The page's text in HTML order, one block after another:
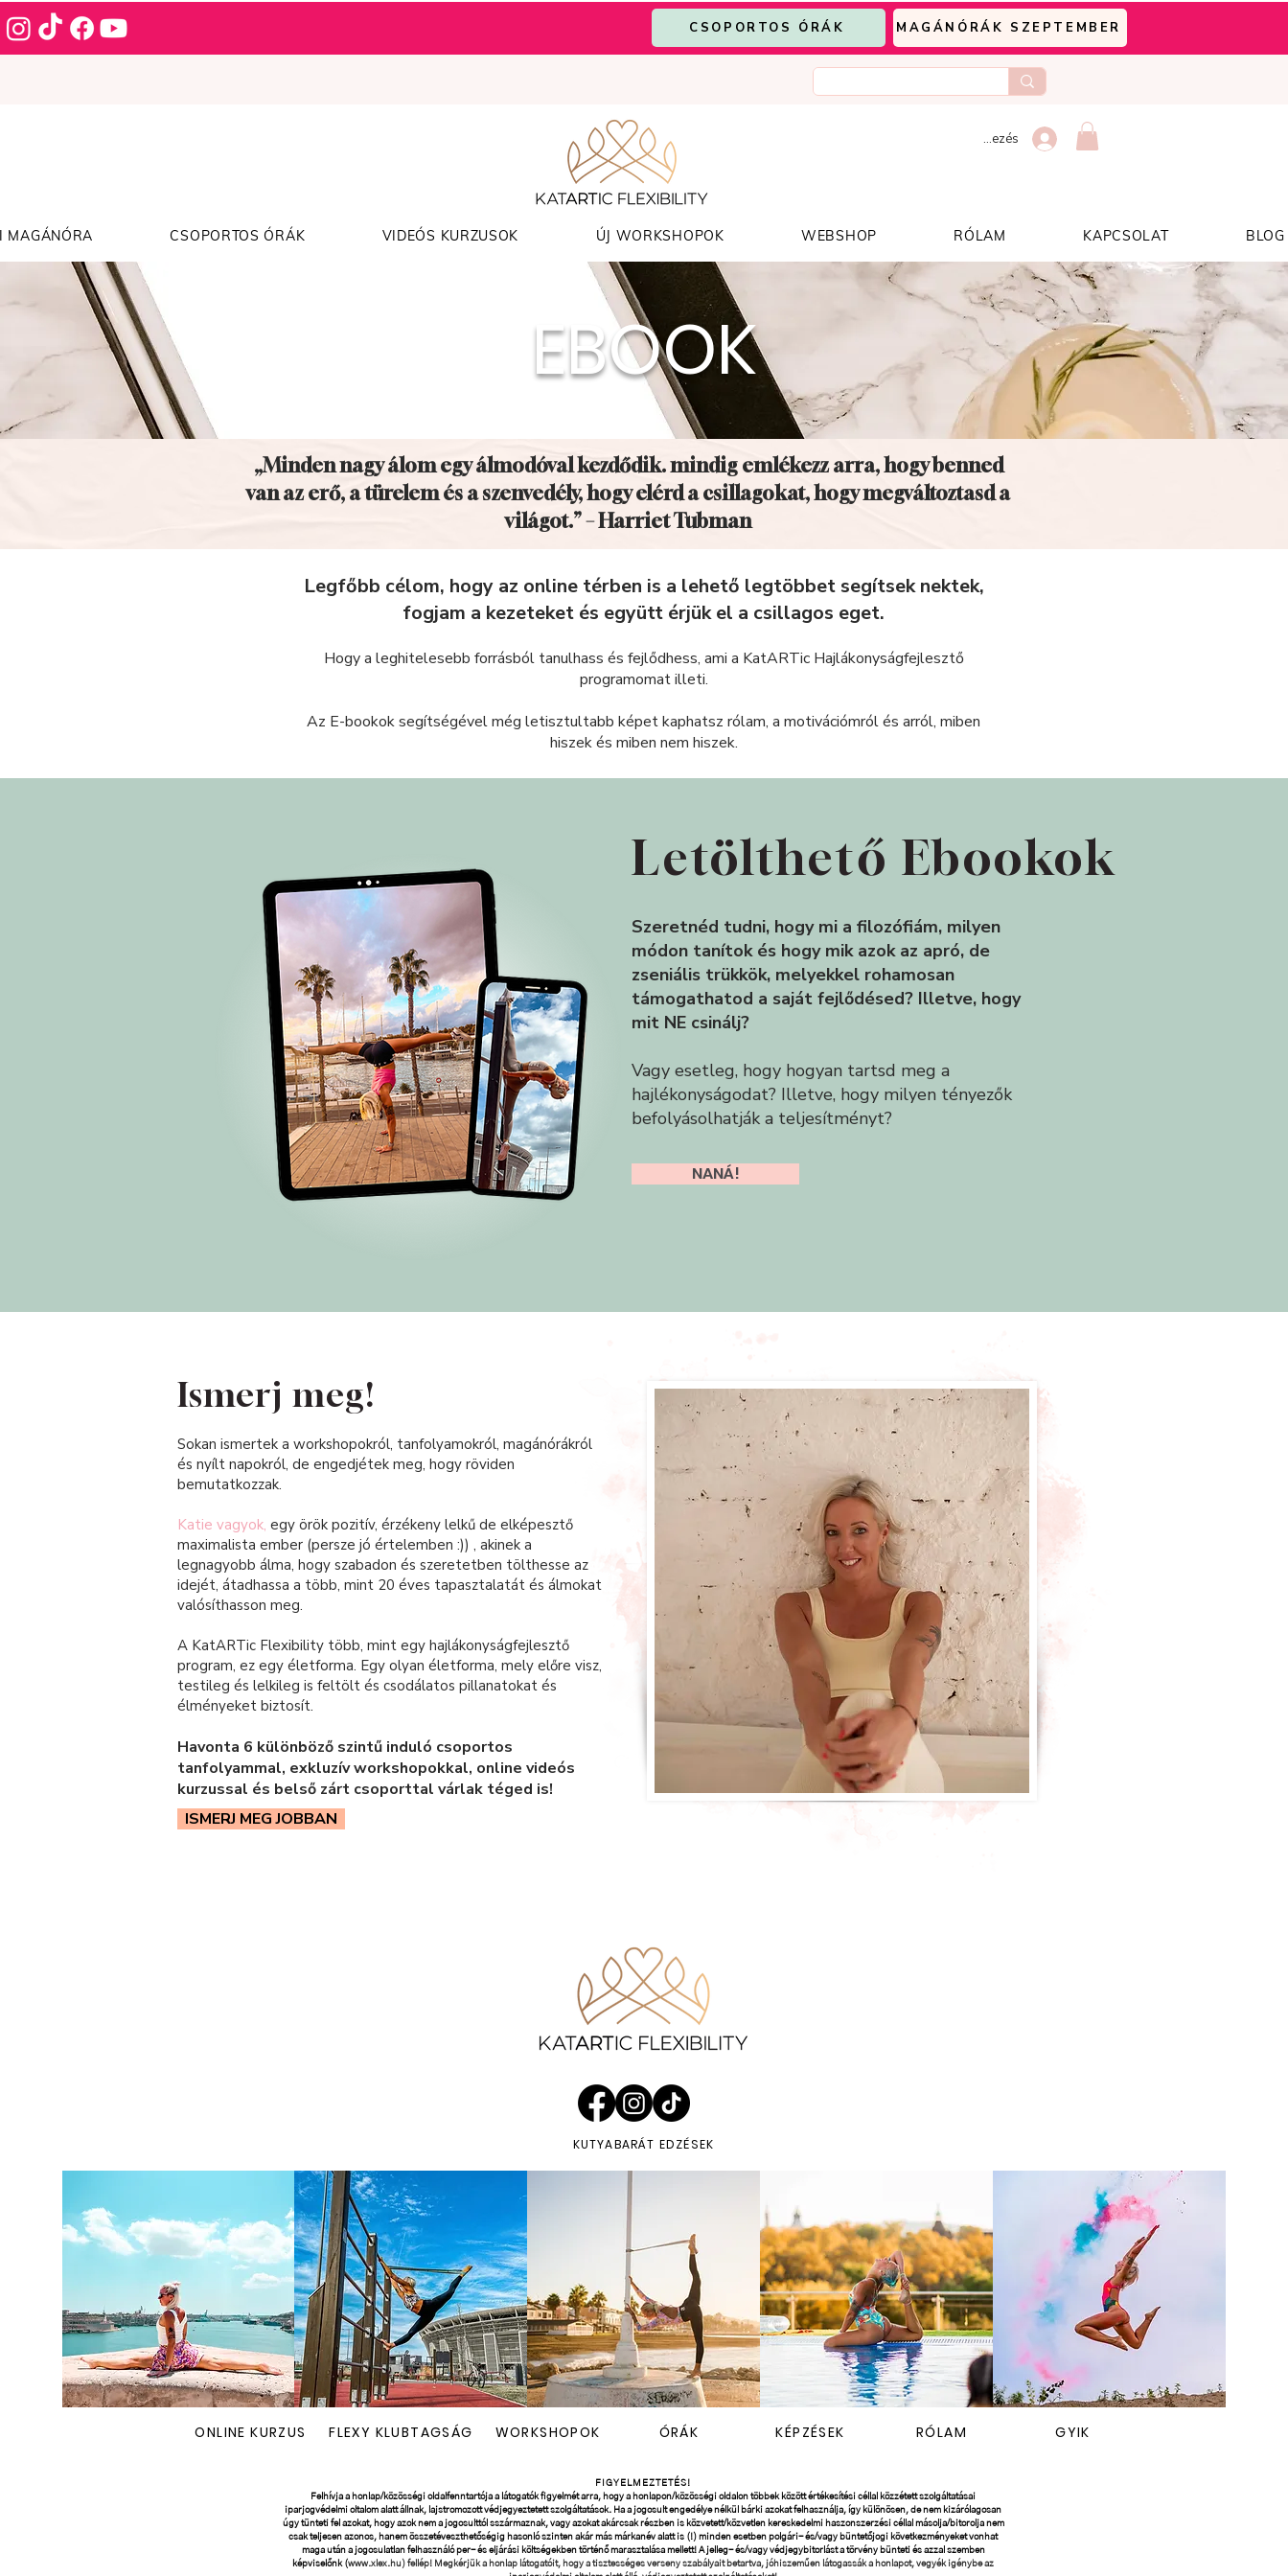
CSOPORTOS ÓRÁK MAGÁNÓRÁK SZEPTEMBER
Bejelentkezés
MAGÁNÓRA CSOPORTOS ÓRÁK VIDEÓS KURZUSOK ÚJ WORKSHOPOK WEBSHOP RÓLAM KAPCSOLAT BLOG
EBOOK
„Minden nagy álom egy álmodóval kezdődik. mindig emlékezz arra, hogy benned
van az erő, a türelem és a szenvedély, hogy elérd a csillagokat, hogy megváltoztasd a
világot.” – Harriet Tubman
Legfőbb célom, hogy az online térben is a lehető legtöbbet segítsek nektek,
fogjam a kezeteket és együtt érjük el a csillagos eget.
Hogy a leghitelesebb forrásból tanulhass és fejlődhess, ami a KatARTic Hajlákonyságfejlesztő
programomat illeti.
Az E-bookok segítségével még letisztultabb képet kaphatsz rólam, a motivációmról és arról, miben
hiszek és miben nem hiszek.
Letölthető Ebookok
Szeretnéd tudni, hogy mi a filozófiám, milyen
módon tanítok és hogy mik azok az apró, de
zseniális trükkök, melyekkel rohamosan
támogathatod a saját fejlődésed? Illetve, hogy
mit NE csinálj?
Vagy esetleg, hogy hogyan tartsd meg a
hajlékonyságodat? Illetve, hogy milyen tényezők
befolyásolhatják a teljesítményt?
NANÁ!
Ismerj meg!
Sokan ismertek a workshopokról, tanfolyamokról, magánórákról
és nyílt napokról, de engedjétek meg, hogy röviden
bemutatkozzak.
Katie vagyok, egy örök pozitív, érzékeny lelkű de elképesztő
maximalista ember (persze jó értelemben :)) , akinek a
legnagyobb álma, hogy szabadon és szeretetben tölthesse az
idejét, átadhassa a több, mint 20 éves tapasztalatát és álmokat
valósíthasson meg.
A KatARTic Flexibility több, mint egy hajlákonyságfejlesztő
program, ez egy életforma. Egy olyan életforma, mely előre visz,
testileg és lelkileg is feltölt és csodálatos pillanatokat és
élményeket biztosít.
Havonta 6 különböző szintű induló csoportos
tanfolyammal, exkluzív workshopokkal, online videós
kurzussal és belső zárt csoporttal várlak téged is!
ISMERJ MEG JOBBAN
KUTYABARÁT EDZÉSEK
ONLINE KURZUS FLEXY KLUBTAGSÁG WORKSHOPOK ÓRÁK KÉPZÉSEK RÓLAM GYIK
FIGYELMEZTETÉS!
Felhívja a honlap/közösségi oldalfenntartója a látogatók figyelmét arra, hogy a honlapon/közösségi oldalon többek között értékesítési céllal közzétett szolgáltatásai
iparjogvédelmi oltalom alatt állnak, lajstromozott védjegyeztetett szolgáltatások. Ha a jogosult engedélye nélkül bárki azokat felhasználja, így különösen, de nem kizárólagosan
úgy tünteti fel azokat, hogy azok nem a jogosulttól sszármaznak, vagy azokat akárcsak részben is közvetett/közvetlen kereskedelmi haszonszerzési céllal másolja/bitorolja nem
csak teljesen azonos, hanem összetéveszthetőségig hasonló szinten akár más márkanév alatt is (!) minden esetben polgári- és/vagy büntetőjogi következményeket vonhat
maga után a jogosulatlan felhasználó per- és eljárási költségekben történő marasztalása mellett! A jelleg- és/vagy védjegybitorlást a törvény bünteti és azzal szemben
képviselőnk (www.xlex.hu ) fellép! Megkérjük a honlap látogatóit, hogy a tisztességes verseny szabályait betartva, jóhiszeműen látogassák a honlapot, vegyék igénybe az